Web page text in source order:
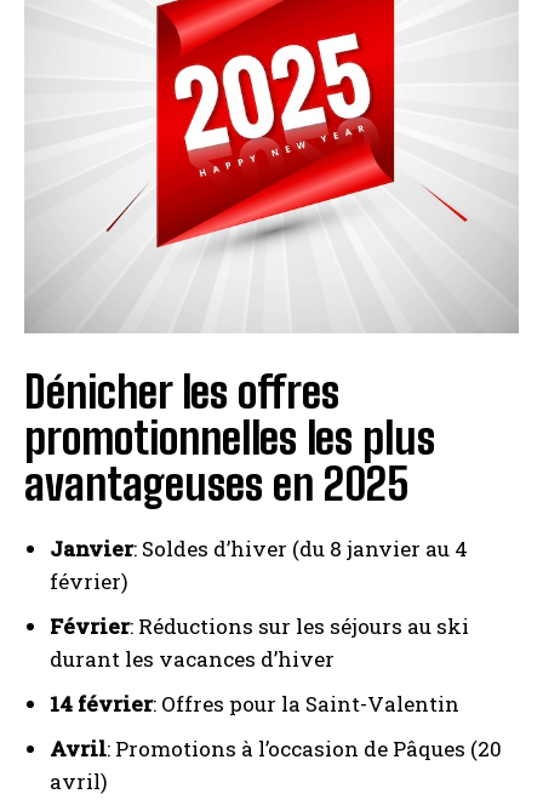
Dénicher les offres
promotionnelles les plus
avantageuses en 2025
Janvier: Soldes d’hiver (du 8 janvier au 4
février)
Février: Réductions sur les séjours au ski
durant les vacances d’hiver
14 février: Offres pour la Saint-Valentin
Avril: Promotions à l’occasion de Pâques (20
avril)